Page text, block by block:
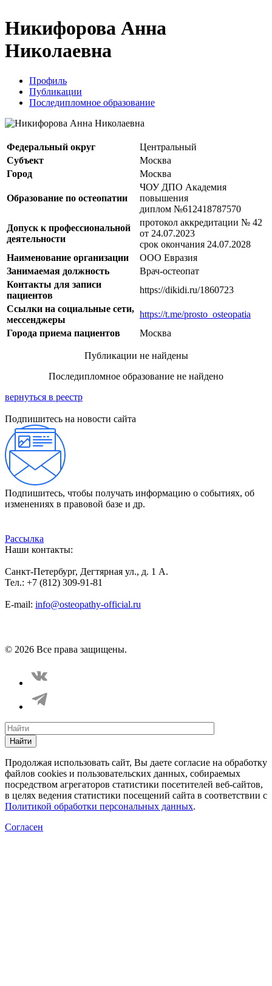
Никифорова Анна
Николаевна
Профиль
Публикации
Последипломное образование
Федеральный округ
Центральный
Субъект
Москва
Город
Москва
Образование по остеопатии
ЧОУ ДПО Академия
повышения
диплом №612418787570
Допуск к профессиональной
деятельности
протокол аккредитации № 42
от 24.07.2023
срок окончания 24.07.2028
Наименование организации
ООО Евразия
Занимаемая должность
Врач-остеопат
Контакты для записи
пациентов
https://dikidi.ru/1860723
Ссылки на социальные сети,
мессенджеры
https://t.me/prosto_osteopatia
Города приема пациентов
Москва
Публикации не найдены
Последипломное образование не найдено
вернуться в реестр
Подпишитесь на новости сайта
Подпишитесь, чтобы получать информацию о событиях, об
изменениях в правовой базе и др.
Рассылка
Наши контакты:
Санкт-Петербург, Дегтярная ул., д. 1 А.
Тел.: +7 (812) 309-91-81
E-mail: info@osteopathy-official.ru
© 2026 Все права защищены.
Найти
Продолжая использовать сайт, Вы даете согласие на обработку
файлов cookies и пользовательских данных, собираемых
посредством агрегаторов статистики посетителей веб-сайтов,
в целях ведения статистики посещений сайта в соответствии с
Политикой обработки персональных данных.
Согласен